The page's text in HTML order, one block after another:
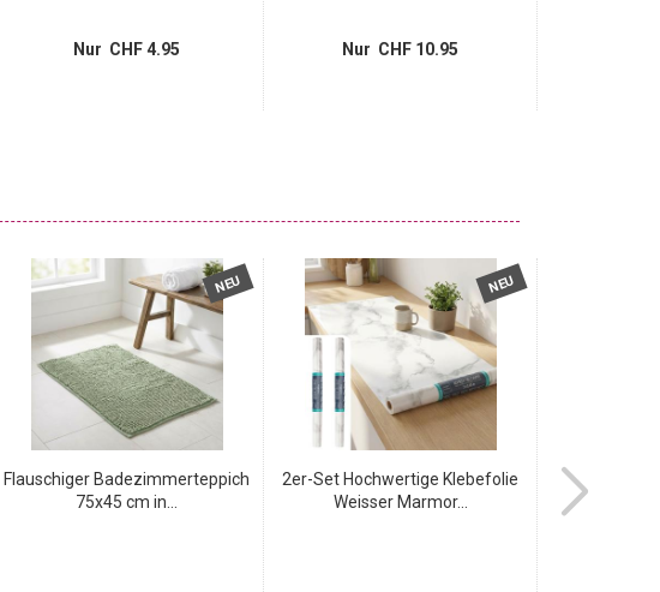
Nur CHF 4.95 Nur CHF 10.95
NEU
Flauschiger Badezimmerteppich
75x45 cm in...
NEU
2er-Set Hochwertige Klebefolie
Weisser Marmor...
Badmatte